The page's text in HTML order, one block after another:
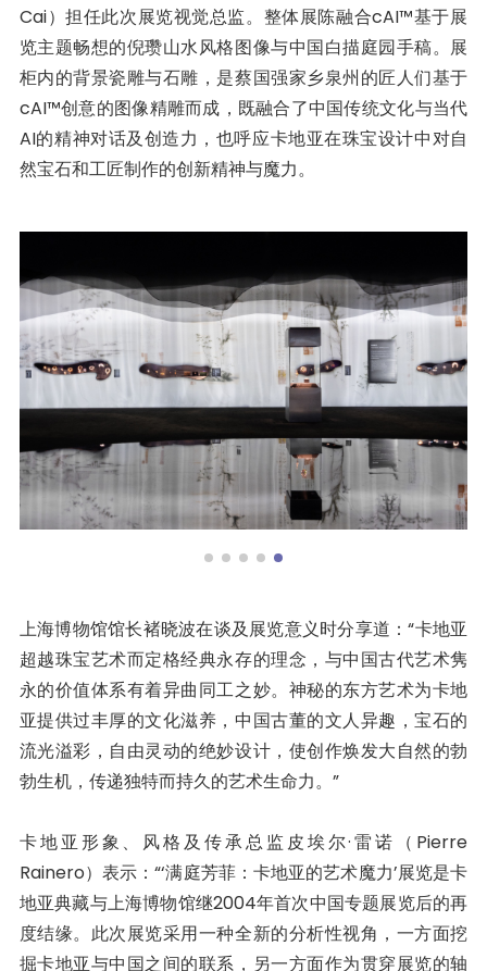
Cai）担任此次展览视觉总监。整体展陈融合cAI™基于展
览主题畅想的倪瓒山水风格图像与中国白描庭园手稿。展
柜内的背景瓷雕与石雕，是蔡国强家乡泉州的匠人们基于
cAI™创意的图像精雕而成，既融合了中国传统文化与当代
AI的精神对话及创造力，也呼应卡地亚在珠宝设计中对自
然宝石和工匠制作的创新精神与魔力。
上海博物馆馆长褚晓波在谈及展览意义时分享道：“卡地亚
超越珠宝艺术而定格经典永存的理念，与中国古代艺术隽
永的价值体系有着异曲同工之妙。神秘的东方艺术为卡地
亚提供过丰厚的文化滋养，中国古董的文人异趣，宝石的
流光溢彩，自由灵动的绝妙设计，使创作焕发大自然的勃
勃生机，传递独特而持久的艺术生命力。”
卡地亚形象、风格及传承总监皮埃尔·雷诺（Pierre
Rainero）表示：“‘满庭芳菲：卡地亚的艺术魔力’展览是卡
地亚典藏与上海博物馆继2004年首次中国专题展览后的再
度结缘。此次展览采用一种全新的分析性视角，一方面挖
掘卡地亚与中国之间的联系，另一方面作为贯穿展览的轴